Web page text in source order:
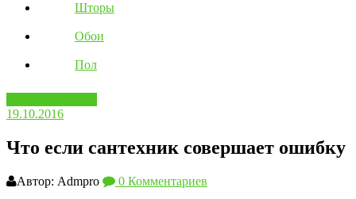
Шторы
Обои
Пол
19.10.2016
Что если сантехник совершает ошибку
Автор: Admpro
0 Комментариев